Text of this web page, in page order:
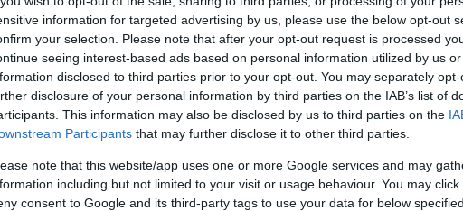
information for targeted advertising by us, please use the below opt-out
your selection. Please note that after your opt-out request is processed
seeing interest-based ads based on personal information utilized by us
disclosed to third parties prior to your opt-out. You may separately
disclosure of your personal information by third parties on the IAB’s list of
This information may also be disclosed by us to third parties on the
Participants that may further disclose it to other third parties.
note that this website/app uses one or more Google services and may
including but not limited to your visit or usage behaviour. You may
consent to Google and its third-party tags to use your data for below
ΑΘΗΝΑ. ΞΕΝΟΔΟΧΕΙΟ CROWNE PLAZA
Κόστος Φιλοξενίας - Μέσα Προβολής
Α' Ανακοίνωση
Τελικό Πρόγραμμα
Δελτίο Εγγραφής